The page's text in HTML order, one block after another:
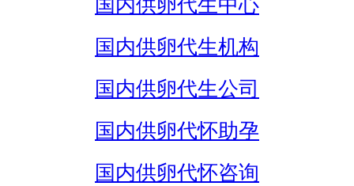
国内供卵代生中心
国内供卵代生机构
国内供卵代生公司
国内供卵代怀助孕
国内供卵代怀咨询